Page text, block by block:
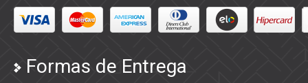
Formas de Entrega